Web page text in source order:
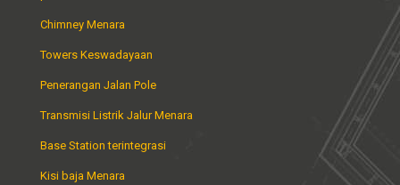
Chimney Menara
Towers Keswadayaan
Penerangan Jalan Pole
Transmisi Listrik Jalur Menara
Base Station terintegrasi
Kisi baja Menara